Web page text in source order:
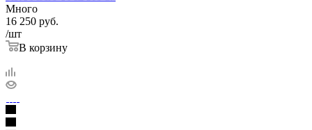
Много
16 250 руб.
/шт
В корзину